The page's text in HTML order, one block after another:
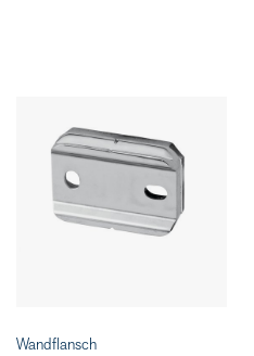
Wandflansch